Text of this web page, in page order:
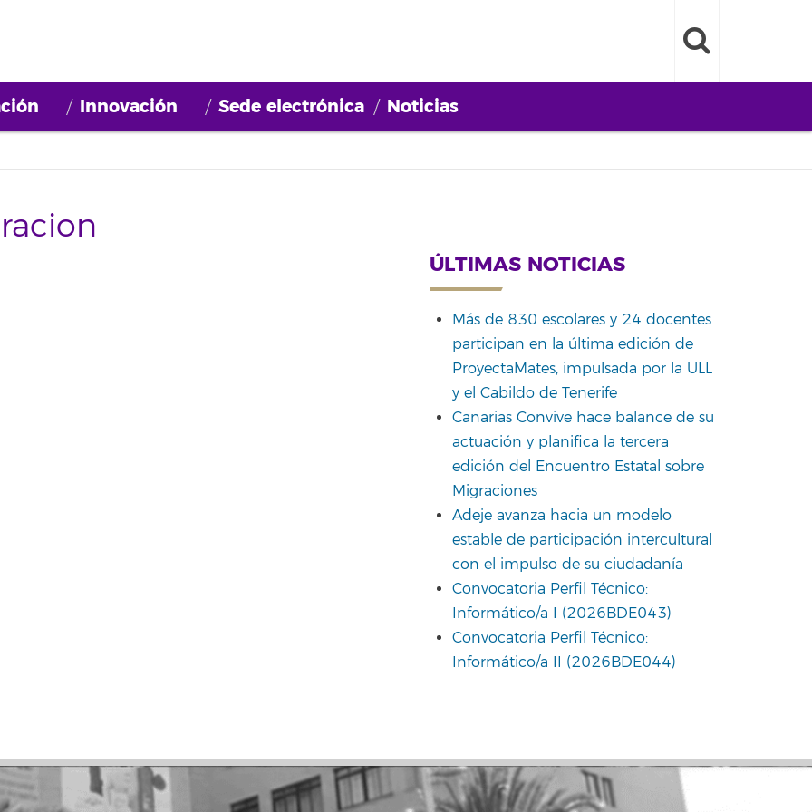
Innovación Sede electrónica Noticias
ÚLTIMAS NOTICIAS
Más de 830 escolares y 24 docentes
participan en la última edición de
ProyectaMates, impulsada por la ULL
y el Cabildo de Tenerife
Canarias Convive hace balance de su
actuación y planifica la tercera
edición del Encuentro Estatal sobre
Migraciones
Adeje avanza hacia un modelo
estable de participación intercultural
con el impulso de su ciudadanía
Convocatoria Perfil Técnico:
Informático/a I (2026BDE043)
Convocatoria Perfil Técnico:
Informático/a II (2026BDE044)